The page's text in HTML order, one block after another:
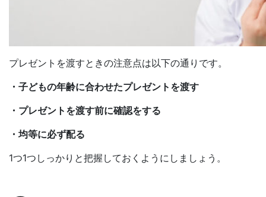
プレゼントを渡すときの注意点は以下の通りです。
・子どもの年齢に合わせたプレゼントを渡す
・プレゼントを渡す前に確認をする
・均等に必ず配る
1つ1つしっかりと把握しておくようにしましょう。